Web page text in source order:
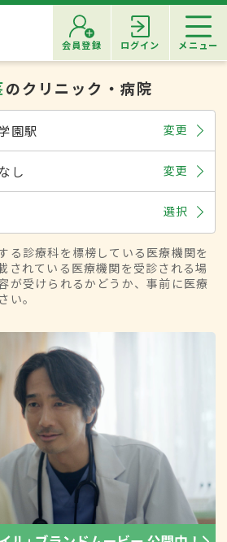
会員登録 ログイン メニュー
のクリニック・病院
園駅 変更
し 変更
選択
る診療科を標榜している医療機関を
されている医療機関を受診される場
が受けられるかどうか、事前に医療
い。